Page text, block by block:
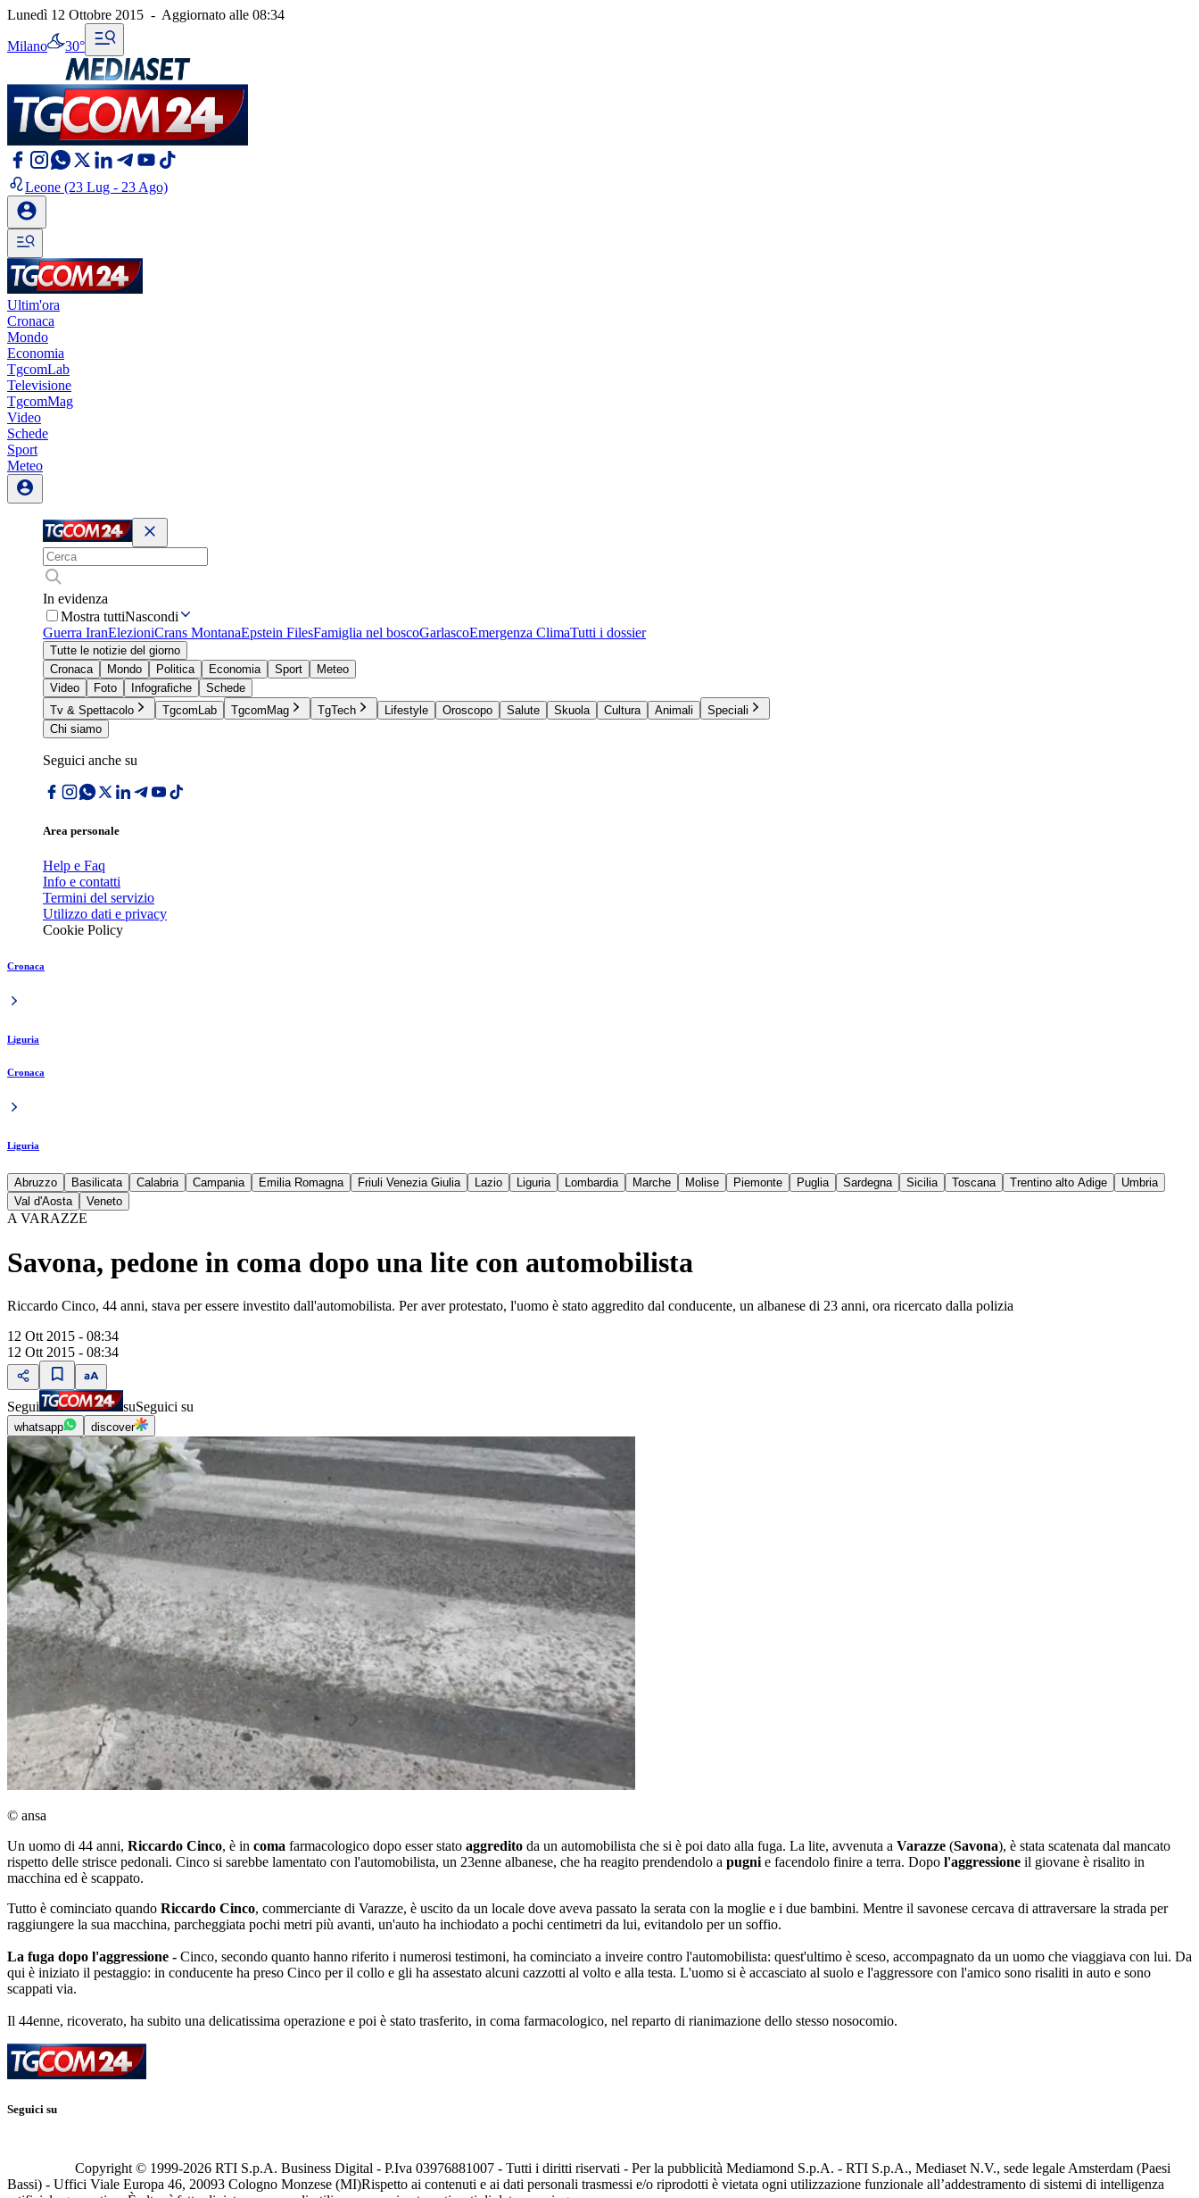
Lunedì 12 Ottobre 2015 - Aggiornato alle 08:34
Milano 30°
Leone (23 Lug - 23 Ago)
Ultim'ora
Cronaca
Mondo
Economia
TgcomLab
Televisione
TgcomMag
Video
Schede
Sport
Meteo
In evidenza
Mostra tuttiNascondi
Guerra IranElezioniCrans MontanaEpstein FilesFamiglia nel boscoGarlascoEmergenza ClimaTutti i dossier
Tutte le notizie del giorno
Cronaca
Mondo Politica Economia Sport
Meteo
Video
Foto Infografiche
Schede
Tv & Spettacolo
TgcomLab TgcomMag TgTech Lifestyle Oroscopo Salute Skuola Cultura Animali
Speciali
Chi siamo
Seguici anche su
Area personale
Help e Faq
Info e contatti
Termini del servizio
Utilizzo dati e privacy
Cookie Policy
Cronaca
Liguria
Cronaca
Liguria
Abruzzo Basilicata Calabria Campania Emilia Romagna Friuli Venezia Giulia Lazio Liguria Lombardia Marche Molise Piemonte Puglia Sardegna Sicilia Toscana Trentino alto Adige
Umbria
Val d'Aosta
Veneto
A VARAZZE
Savona, pedone in coma dopo una lite con automobilista
Riccardo Cinco, 44 anni, stava per essere investito dall'automobilista. Per aver protestato, l'uomo è stato aggredito dal conducente, un albanese di 23 anni, ora ricercato dalla polizia
12 Ott 2015 - 08:34
12 Ott 2015 - 08:34
Segui suSeguici su
whatsapp discover
© ansa
Un uomo di 44 anni, Riccardo Cinco, è in coma farmacologico dopo esser stato aggredito da un automobilista che si è poi dato alla fuga. La lite, avvenuta a Varazze (Savona), è stata scatenata dal mancato
rispetto delle strisce pedonali. Cinco si sarebbe lamentato con l'automobilista, un 23enne albanese, che ha reagito prendendolo a pugni e facendolo finire a terra. Dopo l'aggressione il giovane è risalito in
macchina ed è scappato.
Tutto è cominciato quando Riccardo Cinco, commerciante di Varazze, è uscito da un locale dove aveva passato la serata con la moglie e i due bambini. Mentre il savonese cercava di attraversare la strada per
raggiungere la sua macchina, parcheggiata pochi metri più avanti, un'auto ha inchiodato a pochi centimetri da lui, evitandolo per un soffio.
La fuga dopo l'aggressione - Cinco, secondo quanto hanno riferito i numerosi testimoni, ha cominciato a inveire contro l'automobilista: quest'ultimo è sceso, accompagnato da un uomo che viaggiava con lui. Da
qui è iniziato il pestaggio: in conducente ha preso Cinco per il collo e gli ha assestato alcuni cazzotti al volto e alla testa. L'uomo si è accasciato al suolo e l'aggressore con l'amico sono risaliti in auto e sono
scappati via.
Il 44enne, ricoverato, ha subito una delicatissima operazione e poi è stato trasferito, in coma farmacologico, nel reparto di rianimazione dello stesso nosocomio.
Seguici su
Copyright © 1999-2026 RTI S.p.A. Business Digital - P.Iva 03976881007 - Tutti i diritti riservati - Per la pubblicità Mediamond S.p.A. - RTI S.p.A., Mediaset N.V., sede legale Amsterdam (Paesi
Bassi) - Uffici Viale Europa 46, 20093 Cologno Monzese (MI)Rispetto ai contenuti e ai dati personali trasmessi e/o riprodotti è vietata ogni utilizzazione funzionale all’addestramento di sistemi di intelligenza